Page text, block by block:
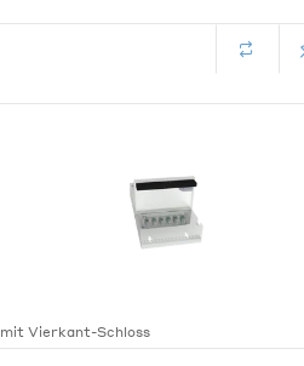
mit Vierkant-Schloss